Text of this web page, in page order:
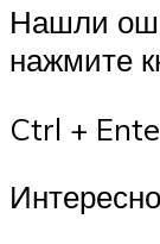
Нашли
нажмите
Ctrl +